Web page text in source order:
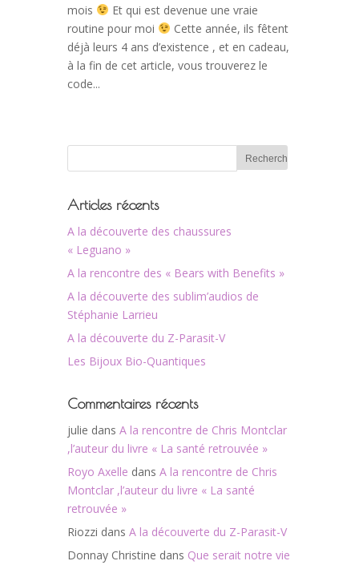
mois
Et qui est devenue une vraie
routine pour moi
Cette année, ils fêtent
déjà leurs 4 ans d’existence , et en cadeau,
à la fin de cet article, vous trouverez le
code...
Articles récents
A la découverte des chaussures
« Leguano »
A la rencontre des « Bears with Benefits »
A la découverte des sublim’audios de
Stéphanie Larrieu
A la découverte du Z-Parasit-V
Les Bijoux Bio-Quantiques
Commentaires récents
julie dans A la rencontre de Chris Montclar
,l’auteur du livre « La santé retrouvée »
Royo Axelle dans A la rencontre de Chris
Montclar ,l’auteur du livre « La santé
retrouvée »
Riozzi dans A la découverte du Z-Parasit-V
Donnay Christine dans Que serait notre vie